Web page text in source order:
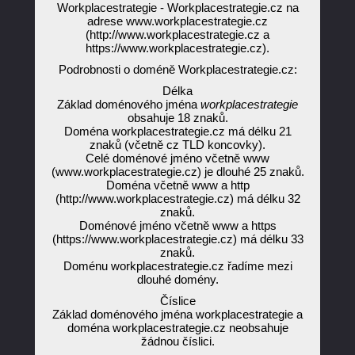
Workplacestrategie - Workplacestrategie.cz na
adrese www.workplacestrategie.cz
(http://www.workplacestrategie.cz a
https://www.workplacestrategie.cz).
Podrobnosti o doméně Workplacestrategie.cz:
Délka
Základ doménového jména workplacestrategie
obsahuje 18 znaků.
Doména workplacestrategie.cz má délku 21
znaků (včetně cz TLD koncovky).
Celé doménové jméno včetně www
(www.workplacestrategie.cz) je dlouhé 25 znaků.
Doména včetně www a http
(http://www.workplacestrategie.cz) má délku 32
znaků.
Doménové jméno včetně www a https
(https://www.workplacestrategie.cz) má délku 33
znaků.
Doménu workplacestrategie.cz řadíme mezi
dlouhé domény.
Číslice
Základ doménového jména workplacestrategie a
doména workplacestrategie.cz neobsahuje
žádnou číslici.